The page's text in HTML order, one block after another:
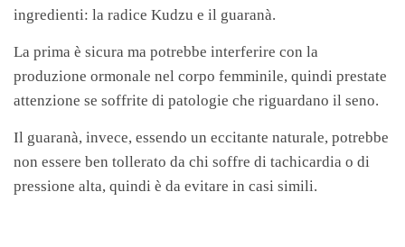
ingredienti: la radice Kudzu e il guaranà.
La prima è sicura ma potrebbe interferire con la
produzione ormonale nel corpo femminile, quindi prestate
attenzione se soffrite di patologie che riguardano il seno.
Il guaranà, invece, essendo un eccitante naturale, potrebbe
non essere ben tollerato da chi soffre di tachicardia o di
pressione alta, quindi è da evitare in casi simili.